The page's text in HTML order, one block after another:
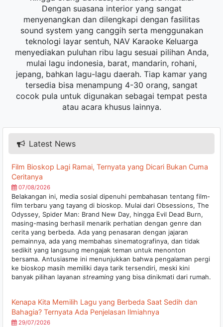
Dengan suasana interior yang sangat
menyenangkan dan dilengkapi dengan fasilitas
sound system yang canggih serta menggunakan
teknologi layar sentuh, NAV Karaoke Keluarga
menyediakan puluhan ribu lagu sesuai pilihan Anda,
mulai lagu indonesia, barat, mandarin, rohani,
jepang, bahkan lagu-lagu daerah. Tiap kamar yang
tersedia bisa menampung 4-30 orang, sangat
cocok pula untuk digunakan sebagai tempat pesta
atau acara khusus lainnya.
Latest News
Film Bioskop Lagi Ramai, Ternyata yang Dicari Bukan Cuma
Ceritanya
07/08/2026
Belakangan ini, media sosial dipenuhi pembahasan tentang film-
film terbaru yang tayang di bioskop. Mulai dari Obsessions, The
Odyssey, Spider Man: Brand New Day, hingga Evil Dead Burn,
masing-masing berhasil menarik perhatian dengan genre dan
cerita yang berbeda. Ada yang penasaran dengan jajaran
pemainnya, ada yang membahas sinematografinya, dan tidak
sedikit yang langsung mengajak teman untuk menonton
bersama. Antusiasme ini menunjukkan bahwa pengalaman pergi
ke bioskop masih memiliki daya tarik tersendiri, meski kini
banyak pilihan layanan streaming yang bisa dinikmati dari rumah.
Kenapa Kita Memilih Lagu yang Berbeda Saat Sedih dan
Bahagia? Ternyata Ada Penjelasan Ilmiahnya
29/07/2026